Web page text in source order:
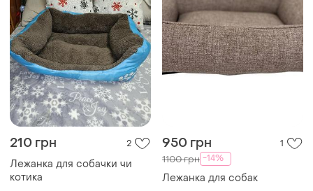
210 грн 2
Лежанка для собачки чи
котика
950 грн 1
1100 грн -14%
Лежанка для собак